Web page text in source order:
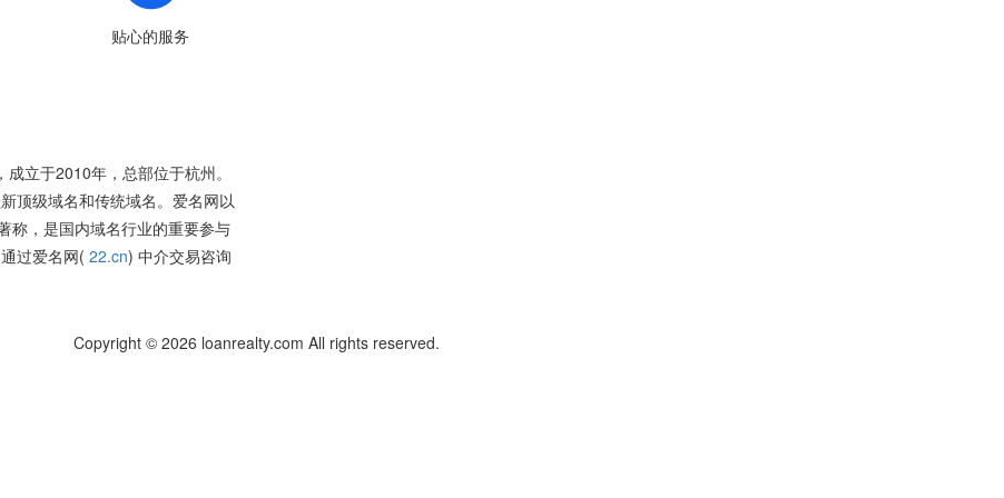
贴心的服务
立于2010年，总部位于杭州。
顶级域名和传统域名。爱名网以
称，是国内域名行业的重要参与
过爱名网( 22.cn) 中介交易咨询
Copyright © 2026 loanrealty.com All rights reserved.